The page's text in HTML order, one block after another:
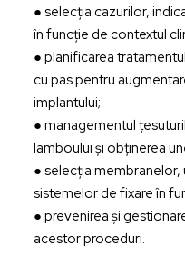
● selecția cazurilor,
în funcție de contextul
● planificarea
cu pas pentru
implantului;
● managementul
lamboului și obținerea
● selecția
sistemelor de fixare în
● prevenirea și
acestor proceduri.